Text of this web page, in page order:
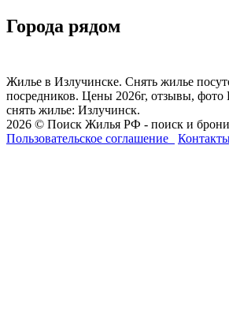
Города рядом
Жилье в Излучинске. Снять жилье
посредников. Цены 2026г, отзывы,
снять жилье: Излучинск.
2026 © Поиск Жилья РФ - поиск и
Пользовательское соглашение